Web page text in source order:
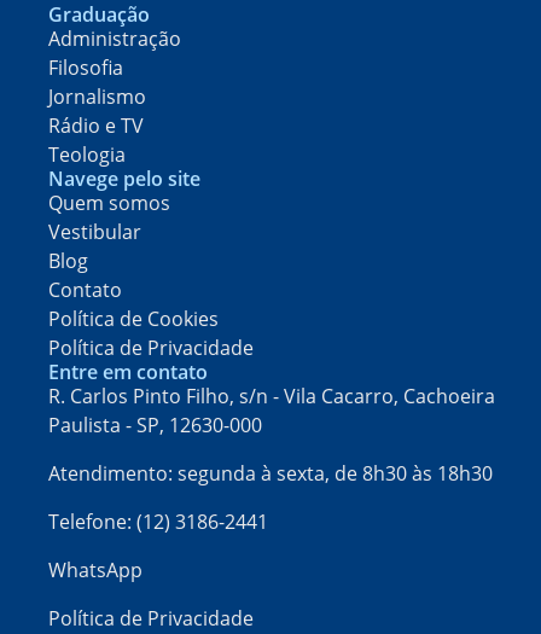
Graduação
Administração
Filosofia
Jornalismo
Rádio e TV
Teologia
Navege pelo site
Quem somos
Vestibular
Blog
Contato
Política de Cookies
Política de Privacidade
Entre em contato
R. Carlos Pinto Filho, s/n - Vila Cacarro, Cachoeira
Paulista - SP, 12630-000​
Atendimento: segunda à sexta, de 8h30 às 18h30
Telefone: (12) 3186-2441
WhatsApp
Política de Privacidade